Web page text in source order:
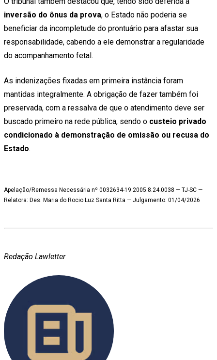
inversão do ônus da prova, o Estado não poderia se
beneficiar da incompletude do prontuário para afastar sua
responsabilidade, cabendo a ele demonstrar a regularidade
do acompanhamento fetal.
As indenizações fixadas em primeira instância foram
mantidas integralmente. A obrigação de fazer também foi
preservada, com a ressalva de que o atendimento deve ser
buscado primeiro na rede pública, sendo o custeio privado
condicionado à demonstração de omissão ou recusa do
Estado.
Apelação/Remessa Necessária nº 0032634-19.2005.8.24.0038 — TJ-SC —
Relatora: Des. Maria do Rocio Luz Santa Ritta — Julgamento: 01/04/2026
Redação Lawletter